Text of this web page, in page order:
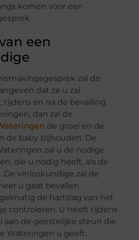
komen voor een
een
zal de
dat ze u zal
tijdens en na de bevalling.
dan zal de
de groei en de
de baby bijhouden. De
zal u de nodige
die u nodig heeft, als de
De verloskundige zal de
u gaat bevallen
de hartslag van het
controleren. U heeft tijdens
aan de geestelijke steun die
Wateringen u geeft.